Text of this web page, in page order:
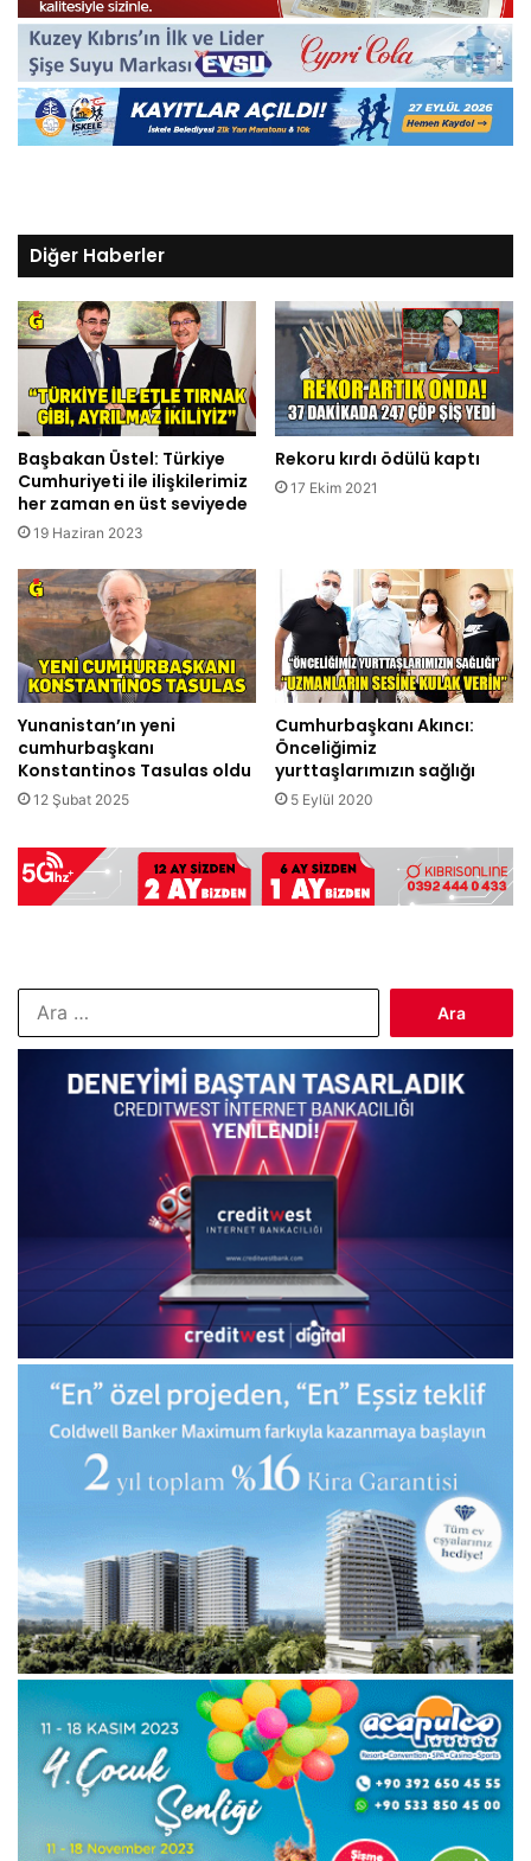
Diğer Haberler
Başbakan Üstel: Türkiye
Cumhuriyeti ile ilişkilerimiz
her zaman en üst seviyede
19 Haziran 2023
Rekoru kırdı ödülü kaptı
17 Ekim 2021
Yunanistan’ın yeni
cumhurbaşkanı
Konstantinos Tasulas oldu
12 Şubat 2025
Cumhurbaşkanı Akıncı:
Önceliğimiz
yurttaşlarımızın sağlığı
5 Eylül 2020